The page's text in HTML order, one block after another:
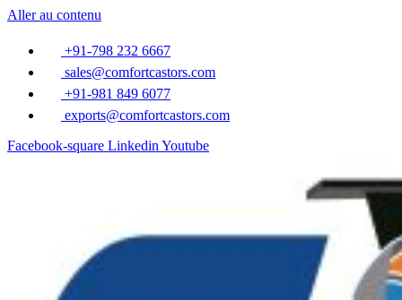
Aller au contenu
+91-798 232 6667
sales@comfortcastors.com
+91-981 849 6077
exports@comfortcastors.com
Facebook-square Linkedin Youtube